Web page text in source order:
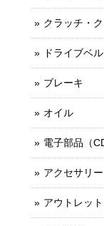
クラッチ・
ドライブベル
ブレーキ
オイル
電子部品（
アクセサリー
アウトレッ